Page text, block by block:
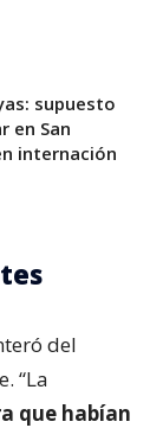
supuesto
en San
internación
del
“La
que habían